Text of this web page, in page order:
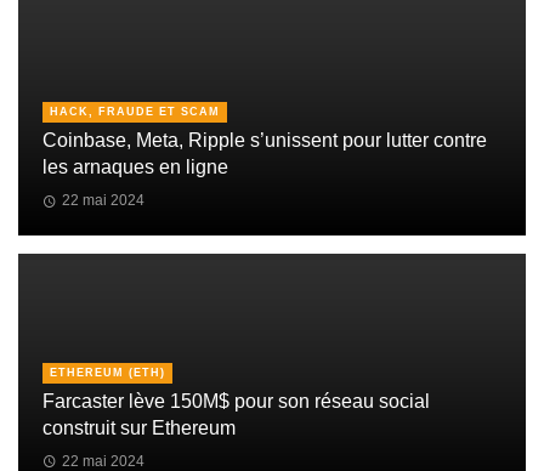
HACK, FRAUDE ET SCAM
Coinbase, Meta, Ripple s’unissent pour lutter contre
les arnaques en ligne
22 mai 2024
ETHEREUM (ETH)
Farcaster lève 150M$ pour son réseau social
construit sur Ethereum
22 mai 2024